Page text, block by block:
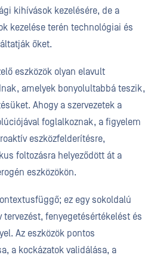
kihívások kezelésére, de a
kezelése terén technológiai és
őket.
eszközök olyan elavult
amelyek bonyolultabbá teszik,
Ahogy a szervezetek a
foglalkoznak, a figyelem
eszközfelderítésre,
foltozásra helyeződött át a
eszközökön.
ez egy sokoldalú
fenyegetésértékelést és
Az eszközök pontos
a kockázatok validálása, a